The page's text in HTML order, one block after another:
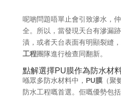
呢啲問題唔單止會引致滲水，
全。所以，當發現天台有滲漏
漬，或者天台表面有明顯裂縫
工程團隊進行檢查同翻新。
點解選擇PU膜作為防水材
喺眾多防水材料中， PU膜（聚
防水工程嘅首選。佢嘅優勢包括